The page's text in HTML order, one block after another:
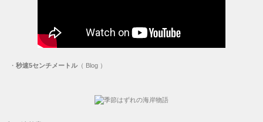
・ 秒速5センチメートル（ Blog ）